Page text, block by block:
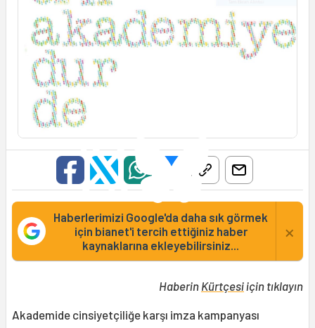
Haberlerimizi Google'da daha sık görmek
için bianet'i tercih ettiğiniz haber
kaynaklarına ekleyebilirsiniz...
×
Haberin Kürtçesiiçin tıklayın
Akademide cinsiyetçiliğe karşı imza kampanyası